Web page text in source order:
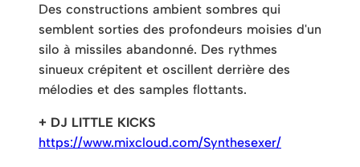
Des constructions ambient sombres qui
semblent sorties des profondeurs moisies d'un
silo à missiles abandonné. Des rythmes
sinueux crépitent et oscillent derrière des
mélodies et des samples flottants.
+ DJ LITTLE KICKS
https://www.mixcloud.com/Synthesexer/